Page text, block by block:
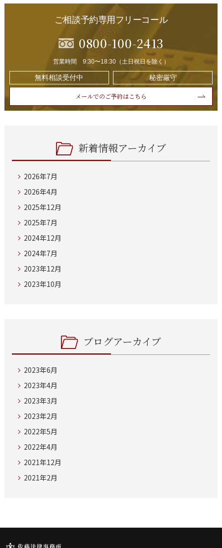
ご相談予約専用フリーコール
0800-100-2413
営業時間 9:30〜18:30（土日祝日を除く）
無料相談受付中 秘密厳守
メールでのご予約はこちら
新着情報アーカイブ
2026年7月
2026年4月
2025年12月
2025年7月
2024年12月
2024年7月
2023年12月
2023年10月
ブログアーカイブ
2023年6月
2023年4月
2023年3月
2023年2月
2022年5月
2022年4月
2021年12月
2021年2月